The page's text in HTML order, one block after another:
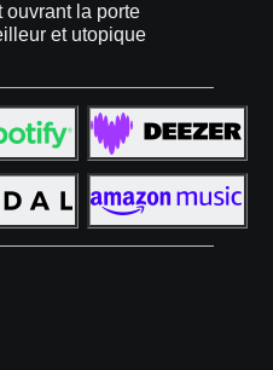
ouvrant la porte
et utopique